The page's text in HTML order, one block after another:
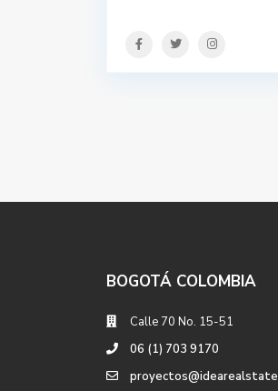
BOGOTÁ COLOMBIA
Calle 70 No. 15-51
06 (1) 703 9170